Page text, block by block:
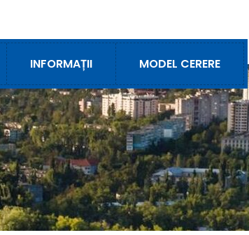
INFORMAȚII MODEL CERERE